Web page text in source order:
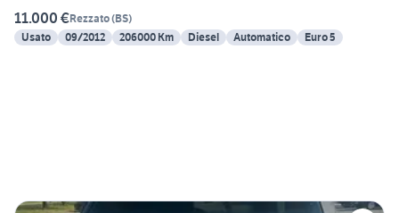
11.000 €Rezzato(BS)
Usato
09/2012 206000 Km Diesel Automatico Euro 5